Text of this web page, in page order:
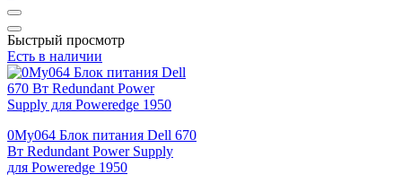
Быстрый просмотр
Есть в наличии
0My064 Блок питания Dell 670
Вт Redundant Power Supply
для Poweredge 1950